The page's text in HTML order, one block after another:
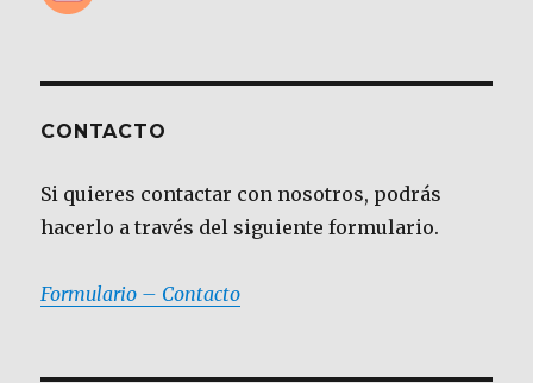
CONTACTO
Si quieres contactar con nosotros, podrás
hacerlo a través del siguiente formulario.
Formulario – Contacto